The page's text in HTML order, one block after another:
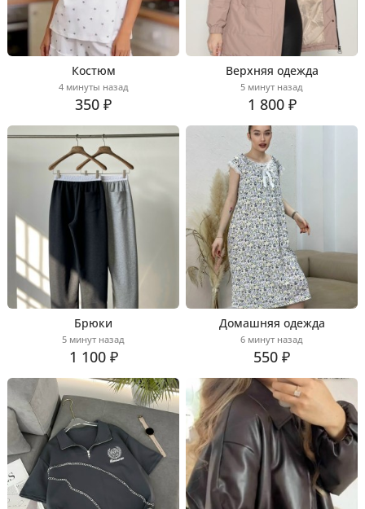
Костюм
4 минуты назад
350 ₽
Верхняя одежда
5 минут назад
1 800 ₽
Брюки
5 минут назад
1 100 ₽
Домашняя одежда
6 минут назад
550 ₽